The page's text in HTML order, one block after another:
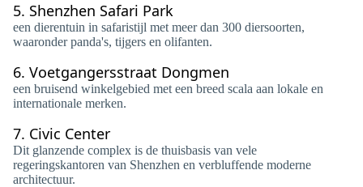
5. Shenzhen Safari Park
een dierentuin in safaristijl met meer dan 300 diersoorten,
waaronder panda's, tijgers en olifanten.
6. Voetgangersstraat Dongmen
een bruisend winkelgebied met een breed scala aan lokale en
internationale merken.
7. Civic Center
Dit glanzende complex is de thuisbasis van vele
regeringskantoren van Shenzhen en verbluffende moderne
architectuur.